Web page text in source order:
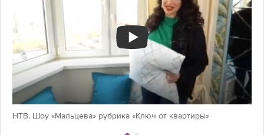
НТВ. Шоу «Мальцева» рубрика «Ключ от квартиры»